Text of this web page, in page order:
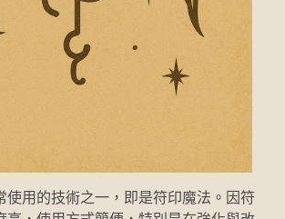
金錢魔法符印實作
入門實作課I: 金錢吸引與除障
魔法單元一 抵禦魔法攻擊
魔法單元二-杜絕謠言(實體)
門實作課II：淨化與保護
保護符咒
法
豐盛魔法教學
式
儀式
宅守護樹
馬草水
作密集班
魔法工作的神靈
法工作的神靈
使用的技術之一，即是符印魔法。因符